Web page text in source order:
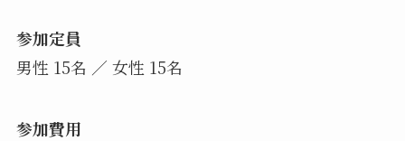
参加定員
男性 15名 ／ 女性 15名
参加費用